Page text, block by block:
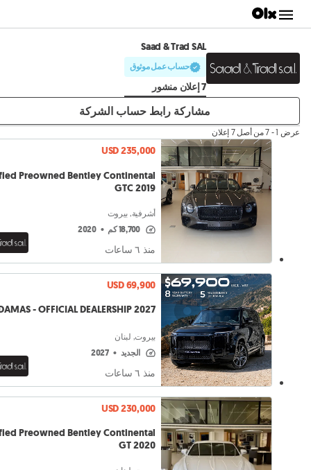
Saad & Trad SAL
حساب عمل موثوق
7 إعلان منشور
مشاركة رابط حساب الشركة
عرض 1 - 7 من أصل 7 إعلان
USD 235,000
Preowned Bentley Continental
GTC 2019
أشرفية, بيروت
18,700 كم •
2020
منذ ٦ ساعات
USD 69,900
2027 ROX ADAMAS - OFFICIAL DEALERSHIP
بيروت, لبنان
الجديد •
2027
منذ ٦ ساعات
USD 230,000
Preowned Bentley Continental
GT 2020